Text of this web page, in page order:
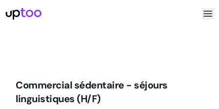
Commercial sédentaire - séjours
linguistiques (H/F)